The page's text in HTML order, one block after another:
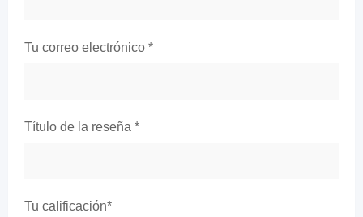
Tu correo electrónico *
Título de la reseña *
Tu calificación*